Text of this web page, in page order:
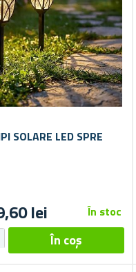
SOLARE LED SPRE
lei În stoc